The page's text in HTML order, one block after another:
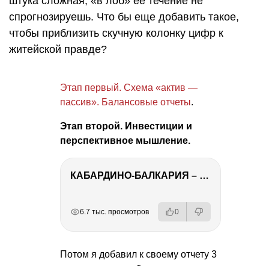
спрогнозируешь. Что бы еще добавить такое,
чтобы приблизить скучную колонку цифр к
житейской правде?
Этап первый. Схема «актив —
пассив». Балансовые отчеты.
Этап второй. Инвестиции и
перспективное мышление.
КАБАРДИНО-БАЛКАРИЯ – ПУТЕШЕСТВИЕ НА КАВКАЗ часть 3
6.7 тыс. просмотров 0
Потом я добавил к своему отчету 3